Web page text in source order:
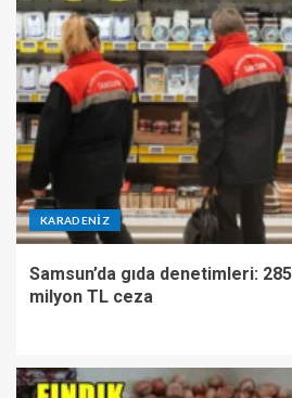
KARADENIZ
Samsun’da gıda denetimleri:
milyon TL ceza